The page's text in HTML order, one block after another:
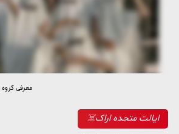
222 members, 15 online
معرفی گروه
ایالت متحده اراک☠️